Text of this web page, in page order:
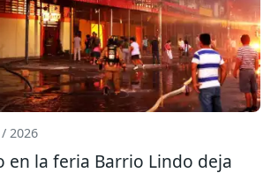
2026
en la feria Barrio Lindo deja